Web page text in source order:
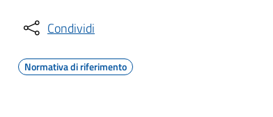
Condividi
Normativa di riferimento